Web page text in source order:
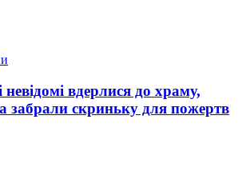
вдерлися до храму,
забрали скриньку для пожертв